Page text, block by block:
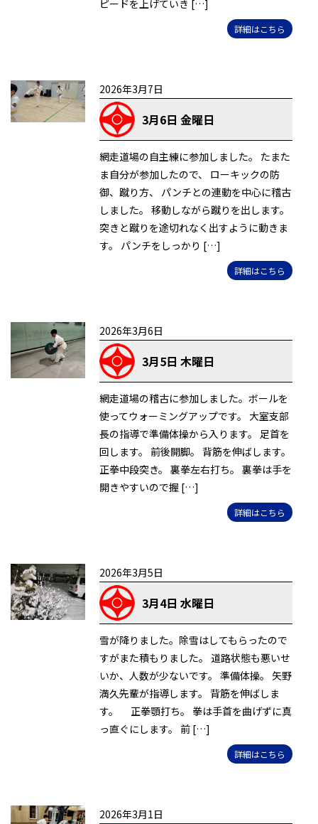
ピードを上げていき […]
詳細はこちら
2026年3月7日
3月6日 金曜日
網走道場の自主練に参加しました。 たまた
ま自分が参加したので、 ローキックの防
御、蹴り方、 パンチとの連動を中心に稽古
しました。 移動しながら蹴りを出します。
突きと蹴りを途切れなく出すように動きま
す。 パンチをしっかり […]
詳細はこちら
2026年3月6日
3月5日 木曜日
網走道場の稽古に参加しました。ボールを
使ってウォーミングアップです。 大室支部
長の指導で準備体操から入ります。 足首を
回します。 前後開脚。 背筋を伸ばします。
正拳中段突き。 裏拳左右打ち。 裏拳は手を
開きやすいので握 […]
詳細はこちら
2026年3月5日
3月4日 水曜日
雪が降りました。除雪はしてもらったので
すがまた積もりました。 道路状態も悪いせ
いか、人数が少ないです。 準備体操。 矢野
満久先輩が指導します。 背筋を伸ばしま
す。 正拳顎打ち。 拳は手首を曲げずに真
っ直ぐにします。 前 […]
詳細はこちら
2026年3月1日